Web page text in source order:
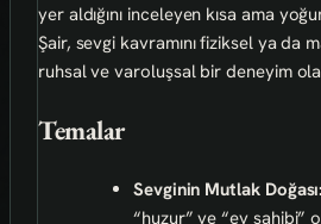
yer aldığını inceleyen kısa ama
Şair, sevgi kavramını fiziksel ya da
ruhsal ve varoluşsal bir deneyim
Temalar
Sevginin Mutlak Doğası:
“huzur” ve “ev sahibi”